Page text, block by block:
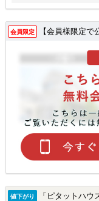
会員限定 【会員様限定で
値下がり 「ピタットハウス豊田